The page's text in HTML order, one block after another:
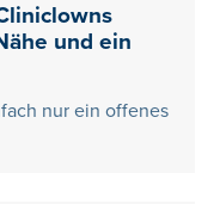
und ein
nur ein offenes